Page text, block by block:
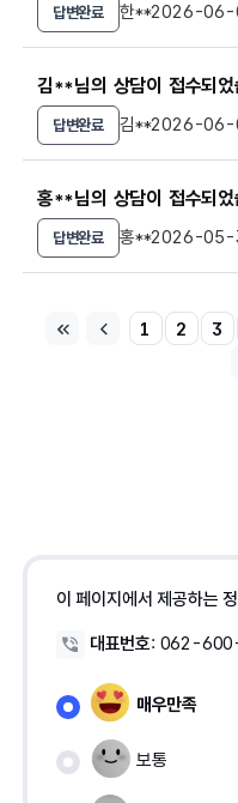
답변완료 한**2026-06-
김**님의 상담이 접수되었
답변완료 김**2026-06-
홍**님의 상담이 접수되었
답변완료 홍**2026-05-
1 2 3
이 페이지에서 제공하는
대표번호: 062-
매우만족
보통